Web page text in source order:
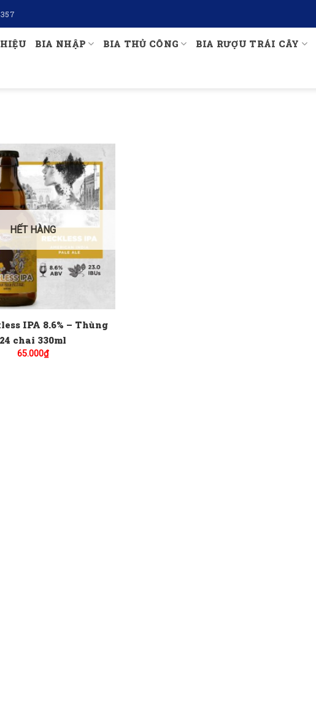
BIA NHẬP BIA THỦ CÔNG BIA RƯỢU TRÁI CÂY
HẾT HÀNG
IPA 8.6% – Thùng
24 chai 330ml
65.000₫